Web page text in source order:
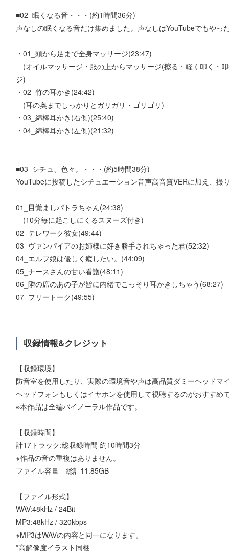
■02_眠くなる音・・・(約1時間36分)
声なしの眠くなる音だけ集めました。声なしはYouTubeでもやっ
・01_頭から足まで全身マッサージ(23:47)
(オイルマッサージ・服の上からマッサージ(擦る・軽く叩く・
ジ)
・02_竹の耳かき(24:42)
(耳の奥までしっかりとガリガリ・ゴリゴリ)
・03_綿棒耳かき(右側)(25:40)
・04_綿棒耳かき(左側)(21:32)
■03_シチュ、色々。・・・(約5時間38分)
YouTubeに投稿したシチュエーション音声高音質VERに加え、
01_目覚ましパトラちゃん(24:38)
(10分毎に起こしにくるスヌーズ付き)
02_テレワーク彼女(49:44)
03_ヴァンパイアのお姉様に好き勝手されちゃった君(52:32)
04_エルフ娘は優しく癒したい。(44:09)
05_ナースさんの甘い看護(48:11)
06_隣の席のあの子が皆に内緒でこっそり耳かきしちゃう(68:27)
07_フリートーク(49:55)
収録情報&クレジット
【収録環境】
防音室を使用したり、実際の環境音や声は高品質ダミーヘッドマ
ヘッドフォンもしくはイヤホンを使用して視聴するのがおすすめ
※本作品は全編バイノーラル作品です。
【収録時間】
計17トラック:総収録時間 約10時間3分
※作品の音の重複はありません。
ファイル容量 総計11.85GB
【ファイル形式】
WAV:48kHz / 24Bit
MP3:48kHz / 320kbps
※MP3はWAVの内容と同一になります。
*高解像度イラスト同梱